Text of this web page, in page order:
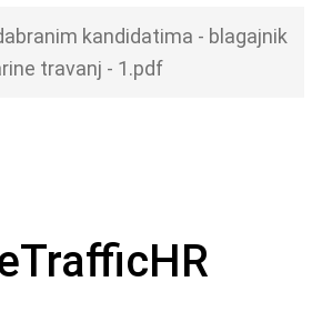
kandidatima - blagajnik
travanj - 1.pdf